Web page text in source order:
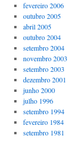
fevereiro 2006
outubro 2005
abril 2005
outubro 2004
setembro 2004
novembro 2003
setembro 2003
dezembro 2001
junho 2000
julho 1996
setembro 1994
fevereiro 1984
setembro 1981